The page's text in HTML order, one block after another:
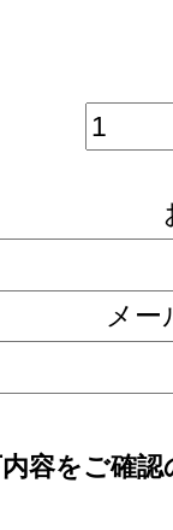
メー
容をご確